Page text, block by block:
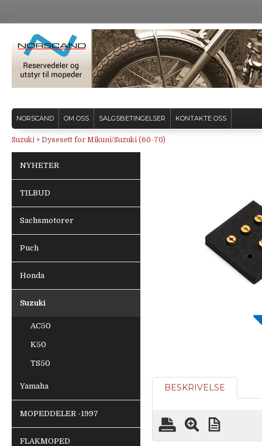
NORSCAND OM OSS SALGSBETINGELSER KONTAKTE OSS
Suzuki > Dysesett for Mikuni/Suzuki (60-70)
NYHETER
TILBUD
Sachsmotorer
Puch
Honda
Suzuki
AC50
K50
TS50
Yamaha
MOPEDDELER -1997
FLAKMOPED
BESKRIVELSE